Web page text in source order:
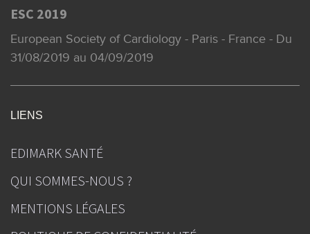
ESC 2019
European Society of Cardiology - Paris - France - Du
31/08/2019 au 04/09/2019
LIENS
EDIMARK SANTÉ
QUI SOMMES-NOUS ?
MENTIONS LÉGALES